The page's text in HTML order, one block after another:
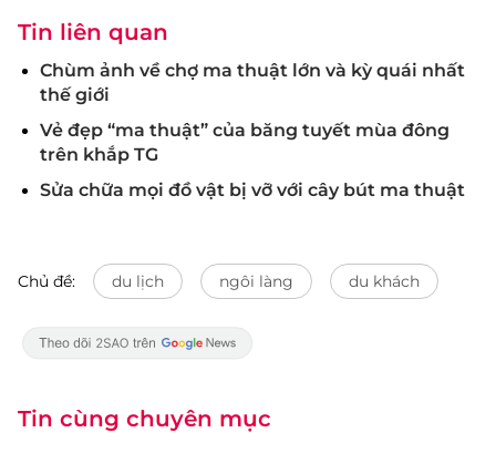
Tin liên quan
Chùm ảnh về chợ ma thuật lớn và kỳ quái nhất
thế giới
Vẻ đẹp “ma thuật” của băng tuyết mùa đông
trên khắp TG
Sửa chữa mọi đồ vật bị vỡ với cây bút ma thuật
Chủ đề: du lịch ngôi làng du khách
Tin cùng chuyên mục